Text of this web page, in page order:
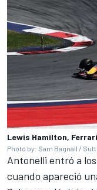
Lewis Hamilton,
Photo by: Sam Bagnall /
Antonelli entró a
cuando apareció